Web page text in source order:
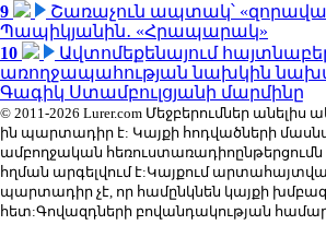
9
Շառաչուն ապտակ՝
Պապիկյանին․ «Հրապարակ»
10
Ավտոմեքենայում
առողջապահության նախկին
Գագիկ Ստամբուլցյանի մարմինը
© 2011-2026 Lurer.com Մեջբերումներ անելիս
ին պարտադիր է: Կայքի հոդվածների
ամբողջական հեռուստառադիոընթերցումն
հղման արգելվում է:Կայքում
պարտադիր չէ, որ համընկնեն կայքի
հետ:Գովազդների բովանդակության